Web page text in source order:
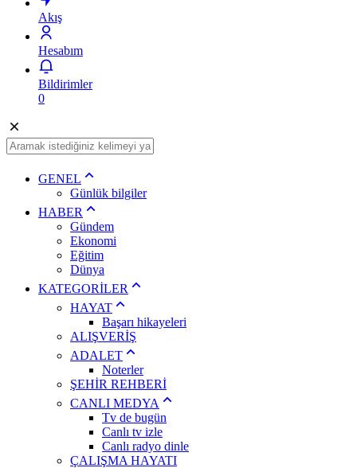
Akış
Hesabım
Bildirimler
0
GENEL
Günlük bilgiler
HABER
Gündem
Ekonomi
Eğitim
Dünya
KATEGORİLER
HAYAT
Başarı hikayeleri
ALIŞVERİŞ
ADALET
Noterler
ŞEHİR REHBERİ
CANLI MEDYA
Tv de bugün
Canlı tv izle
Canlı radyo dinle
ÇALIŞMA HAYATI